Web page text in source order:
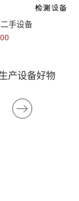
手设备
产设备好物